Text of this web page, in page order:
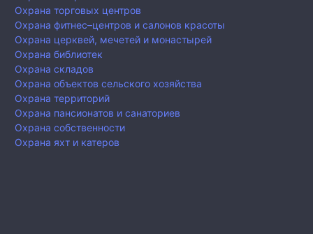
Охрана торговых центров
Охрана фитнес–центров и салонов красоты
Охрана церквей, мечетей и монастырей
Охрана библиотек
Охрана складов
Охрана объектов сельского хозяйства
Охрана территорий
Охрана пансионатов и санаториев
Охрана собственности
Охрана яхт и катеров